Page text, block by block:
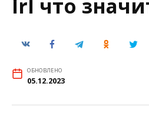
Irl что
ОБНОВЛЕНО
05.12.2023